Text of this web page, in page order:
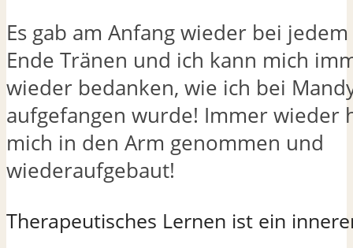
Es gab am Anfang wieder bei
Ende Tränen und ich kann mich
wieder bedanken, wie ich bei
aufgefangen wurde! Immer wieder
mich in den Arm genommen und
wiederaufgebaut!
Therapeutisches Lernen ist ein